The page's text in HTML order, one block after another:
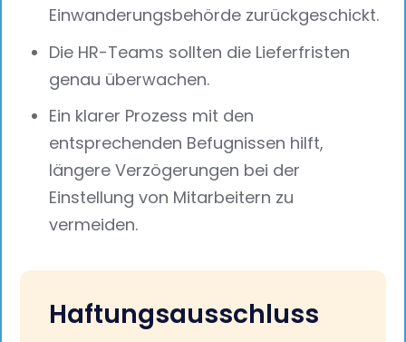
Einwanderungsbehörde zurückgeschickt.
Die HR-Teams sollten die Lieferfristen
genau überwachen.
Ein klarer Prozess mit den
entsprechenden Befugnissen hilft,
längere Verzögerungen bei der
Einstellung von Mitarbeitern zu
vermeiden.
Haftungsausschluss